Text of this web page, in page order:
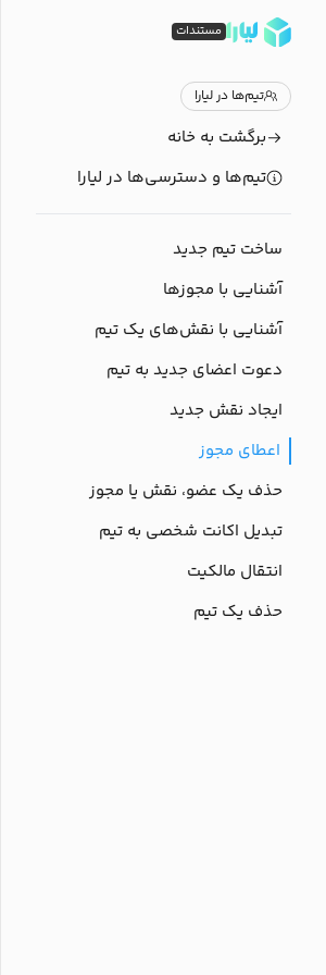
مستندات
تیم‌ها در لیارا
برگشت به خانه
تیم‌ها و دسترسی‌ها در لیارا
ساخت تیم جدید
آشنایی با مجوزها
آشنایی با نقش‌های یک تیم
دعوت اعضای جدید به تیم
ایجاد نقش جدید
اعطای مجوز
حذف یک عضو، نقش یا مجوز
تبدیل اکانت شخصی به تیم
انتقال مالکیت
حذف یک تیم